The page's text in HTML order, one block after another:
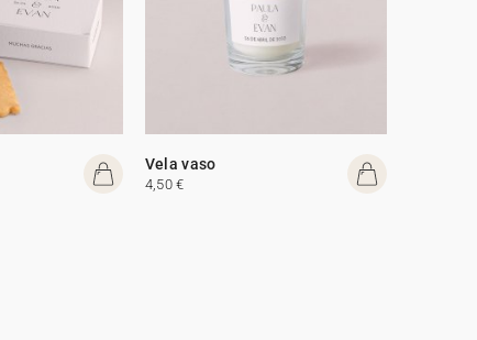
Vela vaso
4,50 €